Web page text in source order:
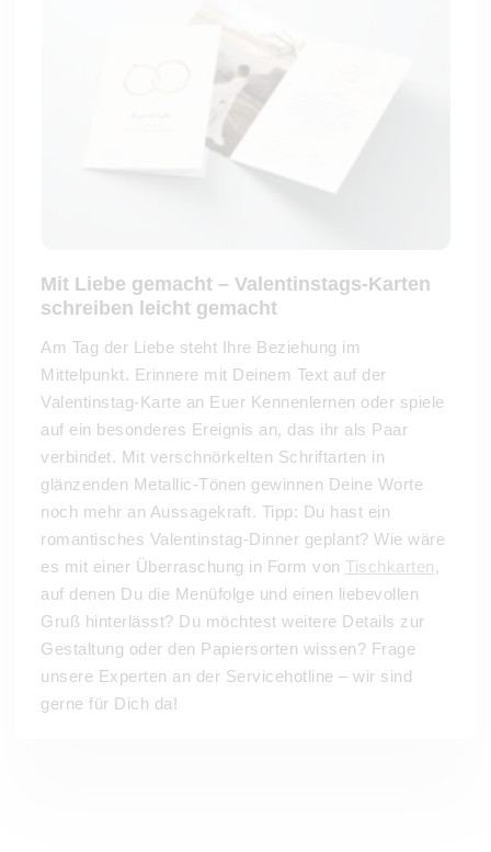
Mit Liebe gemacht – Valentinstags-Karten
schreiben leicht gemacht
Am Tag der Liebe steht Ihre Beziehung im
Mittelpunkt. Erinnere mit Deinem Text auf der
Valentinstag-Karte an Euer Kennenlernen oder spiele
auf ein besonderes Ereignis an, das ihr als Paar
verbindet. Mit verschnörkelten Schriftarten in
glänzenden Metallic-Tönen gewinnen Deine Worte
noch mehr an Aussagekraft. Tipp: Du hast ein
romantisches Valentinstag-Dinner geplant? Wie wäre
es mit einer Überraschung in Form von Tischkarten,
auf denen Du die Menüfolge und einen liebevollen
Gruß hinterlässt? Du möchtest weitere Details zur
Gestaltung oder den Papiersorten wissen? Frage
unsere Experten an der Servicehotline – wir sind
gerne für Dich da!